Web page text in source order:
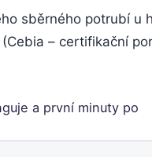
sběrného potrubí u
– certifikační
a první minuty po